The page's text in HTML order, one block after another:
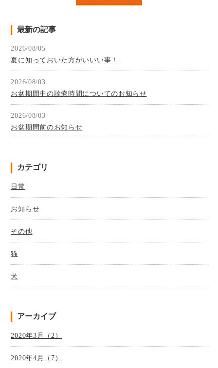
最新の記事
2026/08/05
夏に知っておいた方がいいい事！
2026/08/03
お盆期間中の診療時間についてのお知らせ
2026/08/03
お盆期間前のお知らせ
カテゴリ
日常
お知らせ
その他
猫
犬
アーカイブ
2020年3月（2）
2020年4月（7）